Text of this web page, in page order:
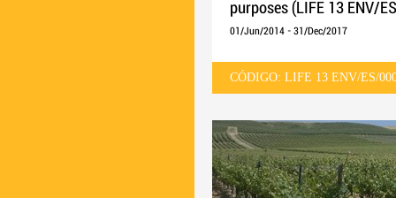
purposes (LIFE 13 ENV/
01/Jun/2014 - 31/Dec/2017
CÓDIGO: LIFE 13 ENV/ES/